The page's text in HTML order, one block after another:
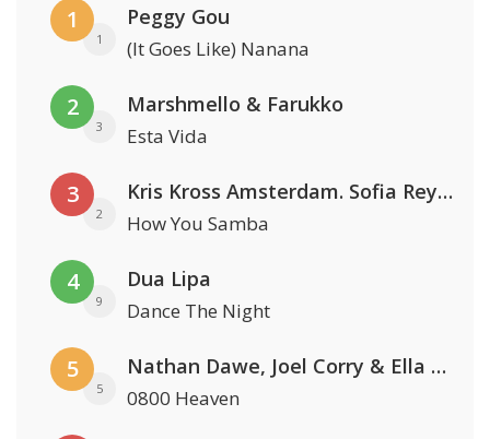
1
1
Peggy Gou
(It Goes Like) Nanana
2
3
Marshmello & Farukko
Esta Vida
3
2
Kris Kross Amsterdam. Sofia Reyes & Tinie Tempah
How You Samba
4
9
Dua Lipa
Dance The Night
5
5
Nathan Dawe, Joel Corry & Ella Henderson
0800 Heaven